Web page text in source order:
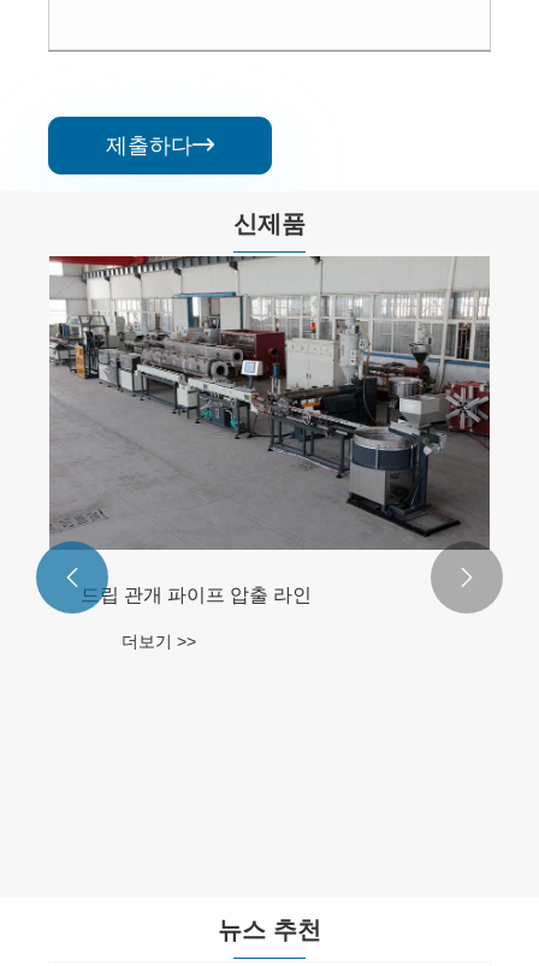
제출하다
신제품
드립 관개 파이프 압출 라인
더보기 >>
 
뉴스 추천